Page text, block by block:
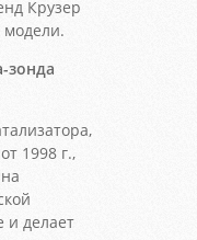
Крузер
модели.
зонда
1998 г.,
и делает